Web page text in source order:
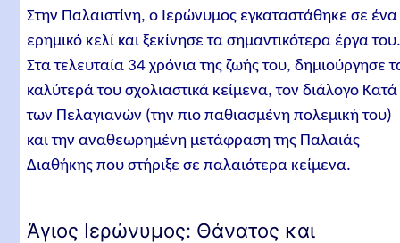
Στην Παλαιστίνη, ο Ιερώνυμος εγκαταστάθηκε σε ένα
ερημικό κελί και ξεκίνησε τα σημαντικότερα έργα
Στα τελευταία 34 χρόνια της ζωής του, δημιούργησε
καλύτερά του σχολιαστικά κείμενα, τον διάλογο Κατά
των Πελαγιανών (την πιο παθιασμένη πολεμική του)
και την αναθεωρημένη μετάφραση της Παλαιάς
Διαθήκης που στήριξε σε παλαιότερα κείμενα.
Άγιος Ιερώνυμος: Θάνατος και